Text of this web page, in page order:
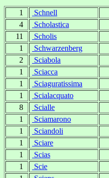
1 Schnell
4
Scholastica
11
Scholis
1
Schwarzenberg
2
Sciabola
1
Sciacca
1
Sciaguratissima
1
Scialacquato
8
Scialle
1
Sciamarono
1
Sciandoli
1
Sciare
1
Scias
1
Scie